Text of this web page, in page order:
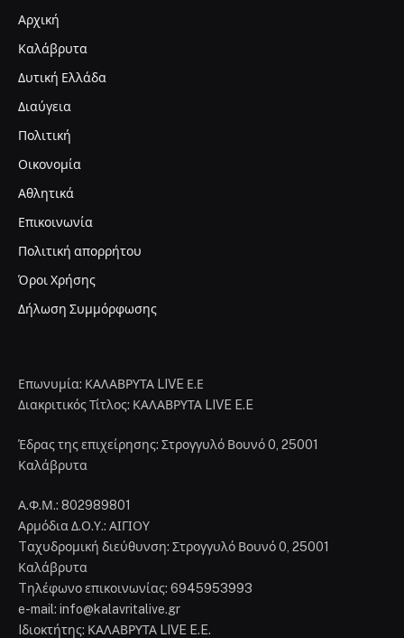
Αρχική
Καλάβρυτα
Δυτική Ελλάδα
Διαύγεια
Πολιτική
Οικονομία
Αθλητικά
Επικοινωνία
Πολιτική απορρήτου
Όροι Χρήσης
Δήλωση Συμμόρφωσης
Επωνυμία: ΚΑΛΑΒΡΥΤΑ LIVE Ε.Ε
Διακριτικός Τίτλος: ΚΑΛΑΒΡΥΤΑ LIVE E.E
Έδρας της επιχείρησης: Στρογγυλό Βουνό 0, 25001
Καλάβρυτα
Α.Φ.Μ.: 802989801
Αρμόδια Δ.Ο.Υ.: ΑΙΓΙΟΥ
Tαχυδρομική διεύθυνση: Στρογγυλό Βουνό 0, 25001
Καλάβρυτα
Tηλέφωνο επικοινωνίας: 6945953993
e-mail: info@kalavritalive.gr
Iδιοκτήτης: ΚΑΛΑΒΡΥΤΑ LIVE E.E.